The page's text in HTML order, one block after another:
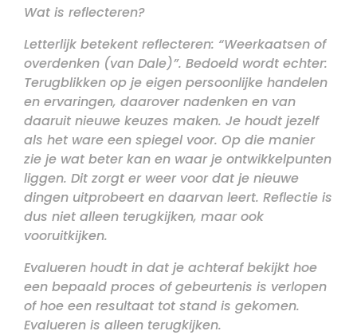
Wat is reflecteren?
Letterlijk betekent reflecteren: “Weerkaatsen of
overdenken (van Dale)”. Bedoeld wordt echter:
Terugblikken op je eigen persoonlijke handelen
en ervaringen, daarover nadenken en van
daaruit nieuwe keuzes maken. Je houdt jezelf
als het ware een spiegel voor. Op die manier
zie je wat beter kan en waar je ontwikkelpunten
liggen. Dit zorgt er weer voor dat je nieuwe
dingen uitprobeert en daarvan leert. Reflectie is
dus niet alleen terugkijken, maar ook
vooruitkijken.
Evalueren houdt in dat je achteraf bekijkt hoe
een bepaald proces of gebeurtenis is verlopen
of hoe een resultaat tot stand is gekomen.
Evalueren is alleen terugkijken.